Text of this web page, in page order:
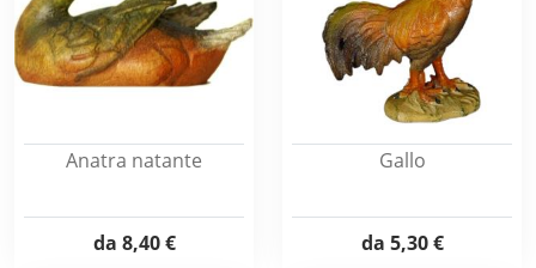
Anatra natante
da 8,40 €
Gallo
da 5,30 €